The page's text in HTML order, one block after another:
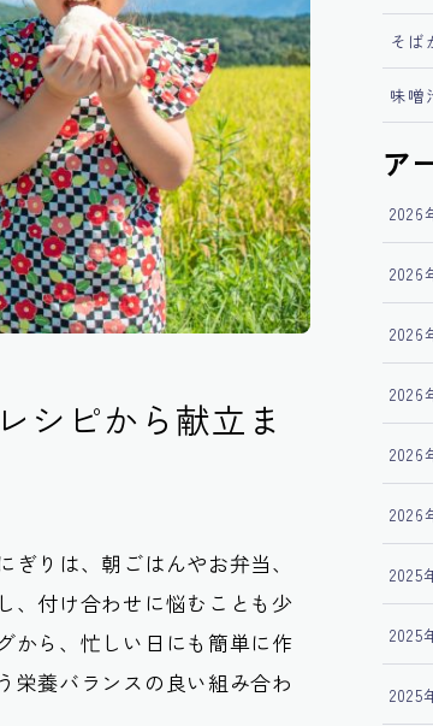
シピから献立ま
りは、朝ごはんやお弁当、
、付け合わせに悩むことも少
から、忙しい日にも簡単に作
栄養バランスの良い組み合わ
そば
味噌
ア
2026
2026
2026
2026
2026
2026
2025
2025
2025